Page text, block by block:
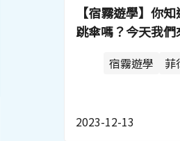
【宿霧遊學】你
跳傘嗎？今天我
宿霧遊學 菲
2023-12-13